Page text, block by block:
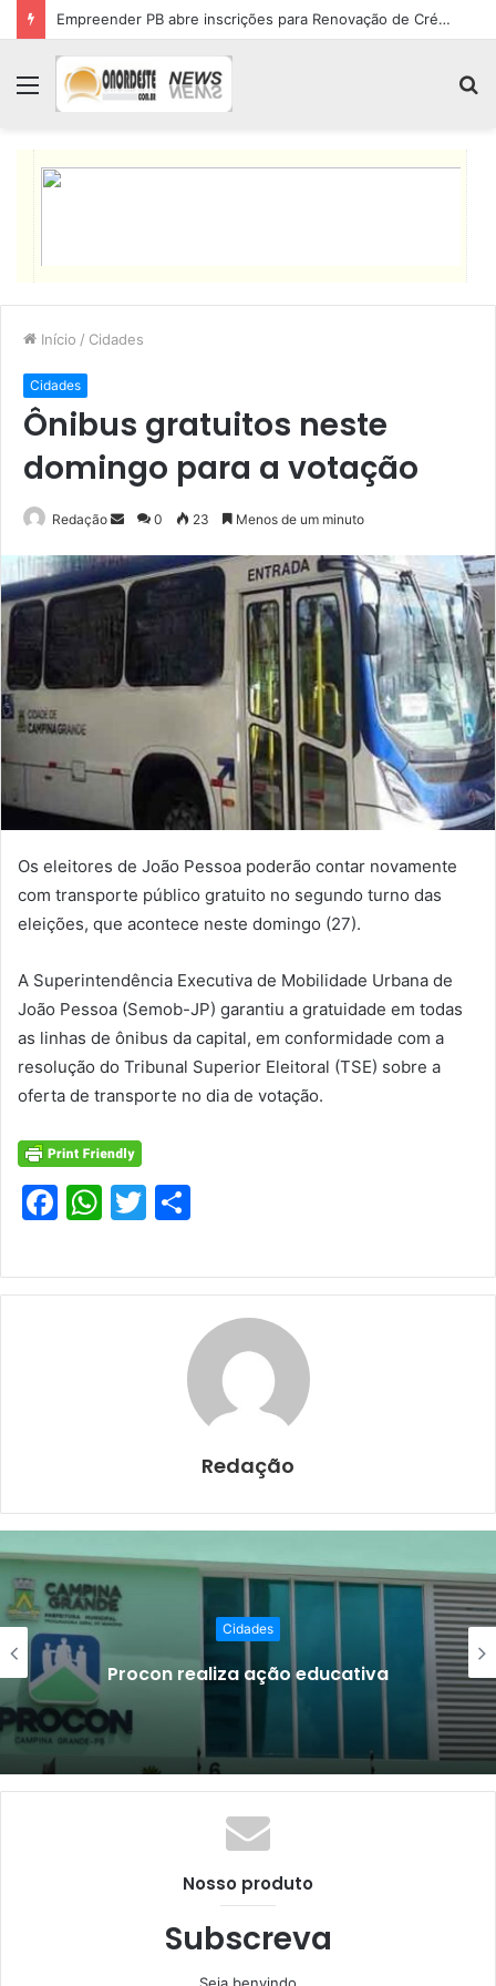
Empreender PB abre inscrições para Renovação de Crédito
Menu
Início / Cidades
Cidades
Ônibus gratuitos neste
domingo para a votação
Redação
Mande
e-
mail
0 23 Menos de um minuto
Os eleitores de João Pessoa poderão contar novamente
com transporte público gratuito no segundo turno das
eleições, que acontece neste domingo (27).
A Superintendência Executiva de Mobilidade Urbana de
João Pessoa (Semob-JP) garantiu a gratuidade em todas
as linhas de ônibus da capital, em conformidade com a
resolução do Tribunal Superior Eleitoral (TSE) sobre a
oferta de transporte no dia de votação.
F
c
e
W
at
s
T
itt
er
ar
e
Redação
Cidades
Procon realiza ação educativa
Nosso produto
Subscreva